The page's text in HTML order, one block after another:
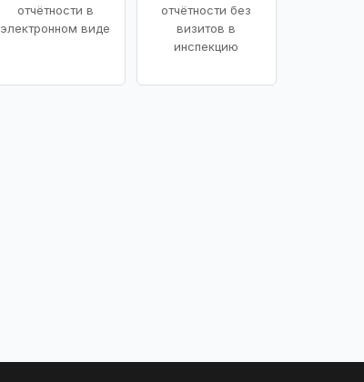
отчётности в
электронном виде
отчётности без
визитов в
инспекцию